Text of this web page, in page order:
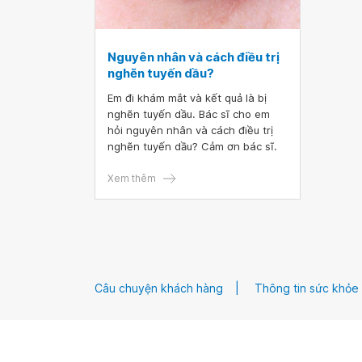
Nguyên nhân và cách điều trị
nghẽn tuyến dầu?
Em đi khám mắt và kết quả là bị
nghẽn tuyến dầu. Bác sĩ cho em
hỏi nguyên nhân và cách điều trị
nghẽn tuyến dầu? Cảm ơn bác sĩ.
Xem thêm
Câu chuyện khách hàng Thông tin sức khỏe